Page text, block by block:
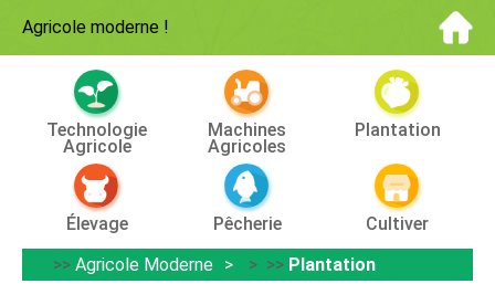
Agricole moderne !
Technologie
Agricole
Machines
Agricoles
Plantation
Élevage Pêcherie
Cultiver
>> Agricole Moderne > >> Plantation